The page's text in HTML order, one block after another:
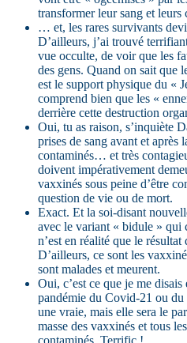
transformer leur sang et
… et, les rares survivants
D’ailleurs, j’ai trouvé
vue occulte, de voir que les
des gens. Quand on sait que
est le support physique du «
comprend bien que les «
derrière cette destruction
Oui, tu as raison, s’inquiète
prises de sang avant et après
contaminés… et très
doivent impérativement
vaxxinés sous peine d’être
question de vie ou de mort.
Exact. Et la soi-disant
avec le variant « bidule » qui
n’est en réalité que le
D’ailleurs, ce sont les
sont malades et meurent.
Oui, c’est ce que je me
pandémie du Covid-21 ou du
une vraie, mais elle sera le
masse des vaxxinés et tous
contaminés. Terrific !